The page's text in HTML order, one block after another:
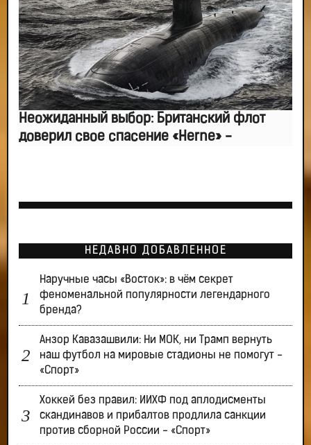
Неожиданный выбор: Британский флот
доверил свое спасение «Herne» -
НЕДАВНО ДОБАВЛЕННОЕ
Наручные часы «Восток»: в чём секрет
феноменальной популярности легендарного
бренда?
Анзор Кавазашвили: Ни МОК, ни Трамп вернуть
наш футбол на мировые стадионы не помогут -
«Спорт»
Хоккей без правил: ИИХФ под аплодисменты
скандинавов и прибалтов продлила санкции
против сборной России - «Спорт»